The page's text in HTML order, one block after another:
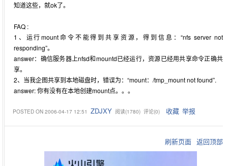
知道这些，就ok了。
FAQ :
1、运行mount命令不能得到共享资源，得到信息：“nfs server not
responding”。
answer：确信服务器上nfsd和mountd已经运行，资源已经用共享命令正确共
享。
2、当我企图共享到本地磁盘时，错误为：“mount：/tmp_mount not found”.
answer: 你有没有在本地创建mount点。。。
POSTED ON 2006-04-17 12:51 ZDJXY 阅读(1780) 评论(0) 收藏 举报
刷新页面 返回顶部